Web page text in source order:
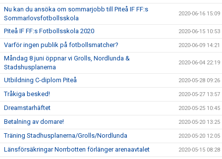
Nu kan du ansöka om sommarjobb till Piteå IF FF:s
Sommarlovsfotbollsskola
2020-06-16 15:09
Piteå IF FF:s Fotbollsskola 2020 2020-06-15 10:53
Varför ingen publik på fotbollsmatcher? 2020-06-09 14:21
Måndag 8 juni öppnar vi Grolls, Nordlunda &
Stadshusplanerna
2020-06-04 22:19
Utbildning C-diplom Piteå 2020-05-28 09:26
Tråkiga besked! 2020-05-27 13:57
Dreamstarhäftet 2020-05-25 10:45
Betalning av domare! 2020-05-20 13:25
Träning Stadhusplanerna/Grolls/Nordlunda 2020-05-20 12:05
Länsförsäkringar Norrbotten förlänger arenaavtalet 2020-05-15 08:28